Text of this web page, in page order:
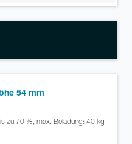
54 mm
zu 70 %, max. Beladung: 40 kg